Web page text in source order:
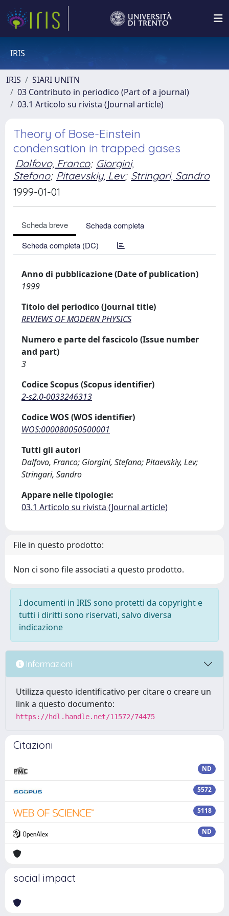
IRIS
IRIS
SIARI UNITN
03 Contributo in periodico (Part of a journal)
03.1 Articolo su rivista (Journal article)
Theory of Bose-Einstein
condensation in trapped gases
Dalfovo, Franco; Giorgini,
Stefano; Pitaevskiy, Lev; Stringari, Sandro
1999-01-01
Scheda breve
Scheda completa
Scheda completa (DC)
Anno di pubblicazione (Date of publication)
1999
Titolo del periodico (Journal title)
REVIEWS OF MODERN PHYSICS
Numero e parte del fascicolo (Issue number
and part)
3
Codice Scopus (Scopus identifier)
2-s2.0-0033246313
Codice WOS (WOS identifier)
WOS:000080050500001
Tutti gli autori
Dalfovo, Franco; Giorgini, Stefano; Pitaevskiy, Lev;
Stringari, Sandro
Appare nelle tipologie:
03.1 Articolo su rivista (Journal article)
File in questo prodotto:
Non ci sono file associati a questo prodotto.
I documenti in IRIS sono protetti da copyright e
tutti i diritti sono riservati, salvo diversa
indicazione
Informazioni
Utilizza questo identificativo per citare o creare un
link a questo documento:
https://hdl.handle.net/11572/74475
Citazioni
ND
5572
5118
ND
social impact